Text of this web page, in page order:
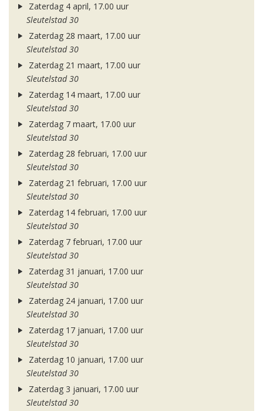
Zaterdag 4 april, 17.00 uur
Sleutelstad 30
Zaterdag 28 maart, 17.00 uur
Sleutelstad 30
Zaterdag 21 maart, 17.00 uur
Sleutelstad 30
Zaterdag 14 maart, 17.00 uur
Sleutelstad 30
Zaterdag 7 maart, 17.00 uur
Sleutelstad 30
Zaterdag 28 februari, 17.00 uur
Sleutelstad 30
Zaterdag 21 februari, 17.00 uur
Sleutelstad 30
Zaterdag 14 februari, 17.00 uur
Sleutelstad 30
Zaterdag 7 februari, 17.00 uur
Sleutelstad 30
Zaterdag 31 januari, 17.00 uur
Sleutelstad 30
Zaterdag 24 januari, 17.00 uur
Sleutelstad 30
Zaterdag 17 januari, 17.00 uur
Sleutelstad 30
Zaterdag 10 januari, 17.00 uur
Sleutelstad 30
Zaterdag 3 januari, 17.00 uur
Sleutelstad 30